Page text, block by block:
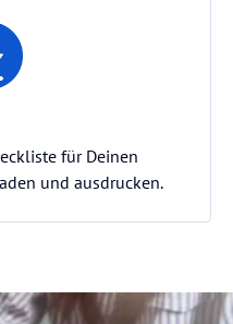
für Deinen
und ausdrucken.